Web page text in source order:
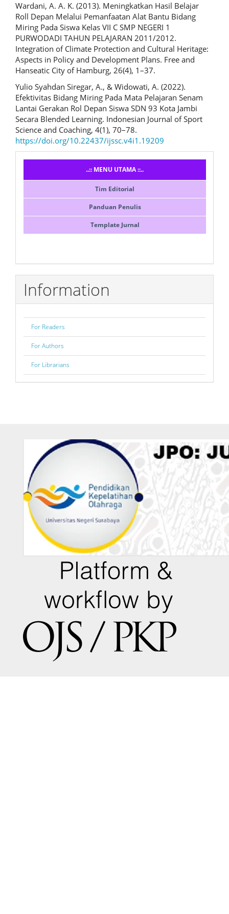
Wardani, A. A. K. (2013). Meningkatkan Hasil Belajar
Roll Depan Melalui Pemanfaatan Alat Bantu Bidang
Miring Pada Siswa Kelas VII C SMP NEGERI 1
PURWODADI TAHUN PELAJARAN 2011/2012.
Integration of Climate Protection and Cultural Heritage:
Aspects in Policy and Development Plans. Free and
Hanseatic City of Hamburg, 26(4), 1–37.
Yulio Syahdan Siregar, A., & Widowati, A. (2022).
Efektivitas Bidang Miring Pada Mata Pelajaran Senam
Lantai Gerakan Rol Depan Siswa SDN 93 Kota Jambi
Secara Blended Learning. Indonesian Journal of Sport
Science and Coaching, 4(1), 70–78.
https://doi.org/10.22437/ijssc.v4i1.19209
Menusidebar
..:: MENU UTAMA ::..
Tim Editorial
Panduan Penulis
Template Jurnal
Information
For Readers
For Authors
For Librarians